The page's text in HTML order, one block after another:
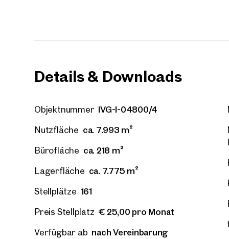
Details & Downloads
Objektnummer IVG-I-04800/4
Nutzfläche ca. 7.993 m²
Bürofläche ca. 218 m²
Lagerfläche ca. 7.775 m²
Stellplätze 161
Preis Stellplatz € 25,00 pro Monat
Verfügbar ab nach Vereinbarung